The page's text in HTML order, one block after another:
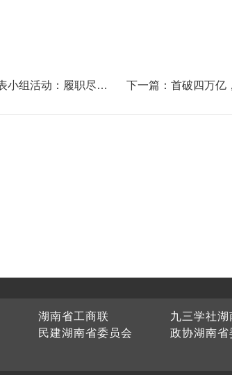
小组活动：履职尽责
下一篇：首破四万
湖南省工商联 九三学社湖
民建湖南省委员会 政协湖南省